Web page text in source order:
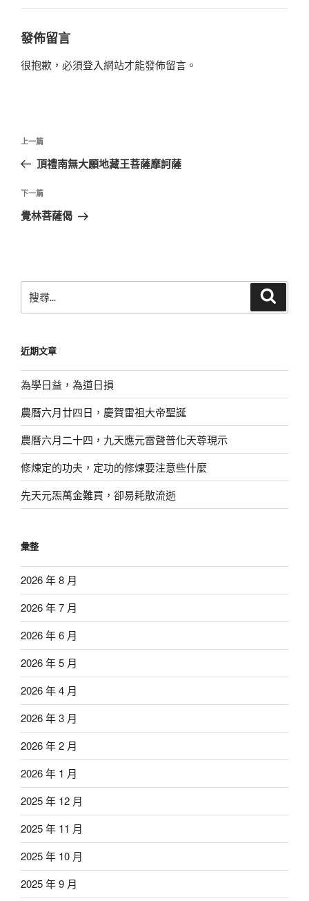
發佈留言
很抱歉，必須登入網站才能發佈留言。
文
導
覽
上
一
文
章
上一篇
頂禮南無大願地藏王菩薩摩訶薩
下
一
下一篇
覺林菩薩偈
尋
字:
近期文章
為學日益，為道日損
農曆六月廿四日，慶賀雷祖大帝聖誕
農曆六月二十四，九天應元雷聲普化天尊現示
修煉定的功夫，定功的修煉要注意些什麼
先天元炁萬金難買，卻易耗散流逝
彙整
2026 年 8 月
2026 年 7 月
2026 年 6 月
2026 年 5 月
2026 年 4 月
2026 年 3 月
2026 年 2 月
2026 年 1 月
2025 年 12 月
2025 年 11 月
2025 年 10 月
2025 年 9 月